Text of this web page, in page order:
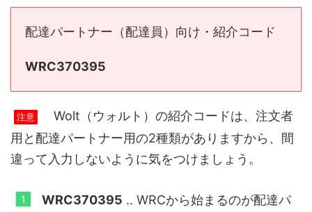
配達パートナー（配達員）向け・紹介コード
WRC370395
注意
Wolt（ウォルト）の紹介コードは、注文者
用と配達パートナー用の2種類がありますから、間
違って入力しないように気をつけましょう。
WRC370395 ‥ WRCから始まるのが配達パ